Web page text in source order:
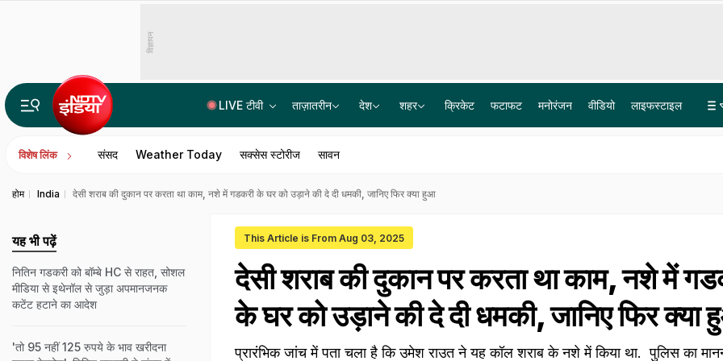
विज्ञापन
LIVE टीवी ताज़ातरीन देश शहर क्रिकेट फटाफट मनोरंजन वीडियो लाइफस्टाइल
विशेष लिंक संसद Weather Today सक्सेस स्टोरीज सावन
होम India देसी शराब की दुकान पर करता था काम, नशे में गडकरी के घर को उड़ाने की दे दी धमकी, जानिए फिर क्या हुआ
This Article is From Aug 03, 2025
देसी शराब की दुकान पर करता था काम, नशे में
के घर को उड़ाने की दे दी धमकी, जानिए फिर क्या
प्रारंभिक जांच में पता चला है कि उमेश राउत ने यह कॉल शराब के नशे में किया था. पुलिस का
यह भी पढ़ें
नितिन गडकरी को बॉम्बे HC से राहत, सोशल
मीडिया से इथेनॉल से जुड़ा अपमानजनक
कटेंट हटाने का आदेश
'तो 95 नहीं 125 रुपये के भाव खरीदना